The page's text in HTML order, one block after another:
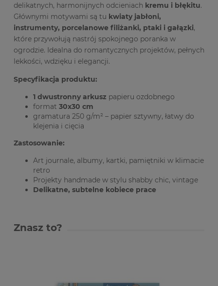
delikatnych, harmonijnych odcieniach kremu i błękitu.
Głównymi motywami są tu kwiaty jabłoni,
instrumenty, porcelanowe filiżanki, ptaki i gałązki,
które przywołują nastrój spokojnego poranka w
ogrodzie. Idealna do romantycznych projektów, pełnych
lekkości, wdzięku i elegancji.
Specyfikacja produktu:
1 dwustronny arkusz papieru ozdobnego
format 30x30 cm
gramatura 250 g/m² – papier sztywny, łatwy do
klejenia i cięcia
Zastosowanie:
Art journale, albumy, kartki, pamiętniki w klimacie
retro
Projekty handmade w stylu shabby chic, vintage
Delikatne, subtelne kobiece prace
Znasz to?